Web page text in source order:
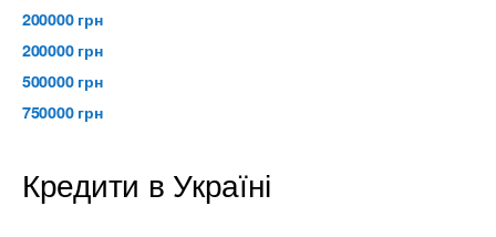
200000 грн
200000 грн
500000 грн
750000 грн
Кредити в Україні